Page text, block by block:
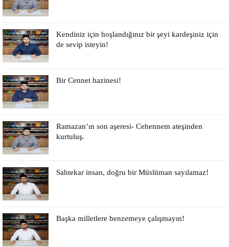
Kendiniz için hoşlandığınız bir şeyi kardeşiniz için
de sevip isteyin!
Bir Cennet hazinesi!
Ramazan’ın son aşeresi- Cehennem ateşinden
kurtuluş.
Sahtekar insan, doğru bir Müslüman sayılamaz!
Başka milletlere benzemeye çalışmayın!